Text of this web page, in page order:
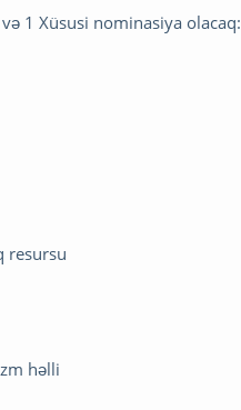
1 Xüsusi nominasiya olacaq:
resursu
həlli